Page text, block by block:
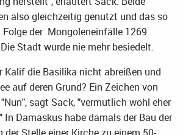
also gleichzeitig genutzt und das so
Folge der Mongoleneinfälle 1269
Stadt wurde nie mehr besiedelt.
Kalif die Basilika nicht abreißen und
auf deren Grund? Ein Zeichen von
sagt Sack, "vermutlich wohl eher
In Damaskus habe damals der Bau der